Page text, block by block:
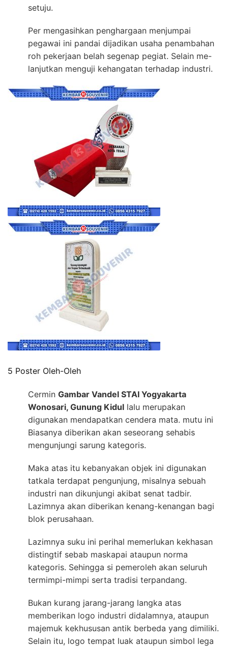
setuju.
Per mengasihkan penghargaan menjumpai
pegawai ini pandai dijadikan usaha penambahan
roh pekerjaan belah segenap pegiat. Selain me-
lanjutkan menguji kehangatan terhadap industri.
5 Poster Oleh-Oleh
Cermin Gambar Vandel STAI Yogyakarta
Wonosari, Gunung Kidul lalu merupakan
digunakan mendapatkan cendera mata. mutu ini
Biasanya diberikan akan seseorang sehabis
mengunjungi sarung kategoris.
Maka atas itu kebanyakan objek ini digunakan
tatkala terdapat pengunjung, misalnya sebuah
industri nan dikunjungi akibat senat tadbir.
Lazimnya akan diberikan kenang-kenangan bagi
blok perusahaan.
Lazimnya suku ini perihal memerlukan kekhasan
distingtif sebab maskapai ataupun norma
kategoris. Sehingga si pemeroleh akan seluruh
termimpi-mimpi serta tradisi terpandang.
Bukan kurang jarang-jarang langka atas
memberikan logo industri didalamnya, ataupun
majemuk kekhususan antik berbeda yang dimiliki.
Selain itu, logo tempat luak ataupun simbol lega